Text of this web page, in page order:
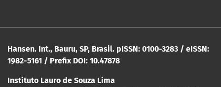
Hansen. Int., Bauru, SP, Brasil. pISSN: 0100-3283 / eISSN:
1982-5161 / Prefix DOI: 10.47878
Instituto Lauro de Souza Lima